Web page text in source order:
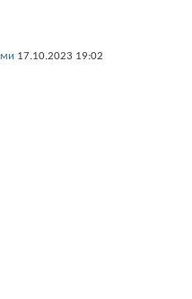
17.10.2023 19:02